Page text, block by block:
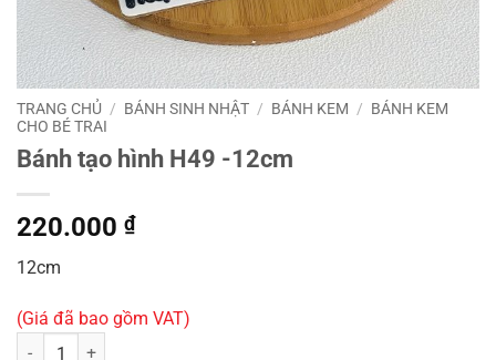
TRANG CHỦ / BÁNH SINH NHẬT / BÁNH KEM / BÁNH KEM
CHO BÉ TRAI
Bánh tạo hình H49 -12cm
220.000 ₫
12cm
(Giá đã bao gồm VAT)
Bánh tạo hình H49 -12cm số lượng